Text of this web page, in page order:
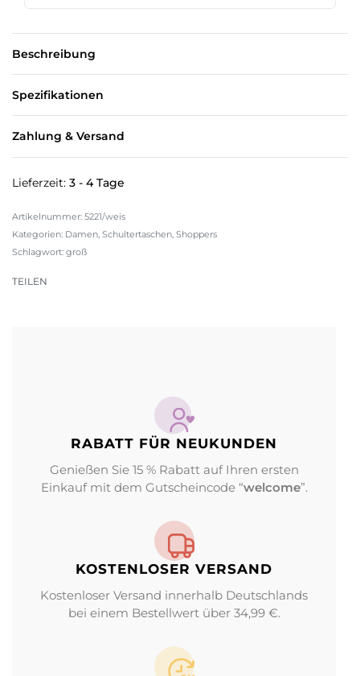
Beschreibung
Spezifikationen
Zahlung & Versand
Lieferzeit: 3 - 4 Tage
5221/weis
Kategorien: Damen Schultertaschen Shoppers
Schlagwort: groß
TEILEN
RABATT FÜR NEUKUNDEN
Genießen Sie 15 % Rabatt auf Ihren ersten
Einkauf mit dem Gutscheincode “welcome”.
KOSTENLOSER VERSAND
Kostenloser Versand innerhalb Deutschlands
bei einem Bestellwert über 34,99 €.